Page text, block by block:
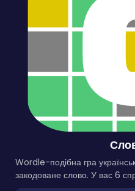
Wordle-подібна гра
закодоване слово. У вас 6